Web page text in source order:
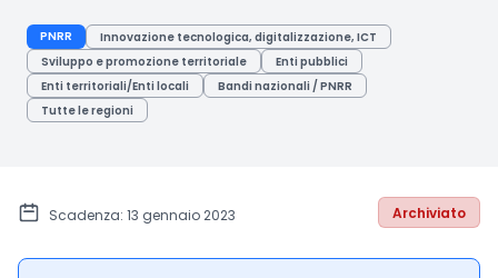
PNRR
Innovazione tecnologica, digitalizzazione, ICT
Sviluppo e promozione territoriale
Enti pubblici
Enti territoriali/Enti locali
Bandi nazionali / PNRR
Tutte le regioni
Scadenza: 13 gennaio 2023 Archiviato